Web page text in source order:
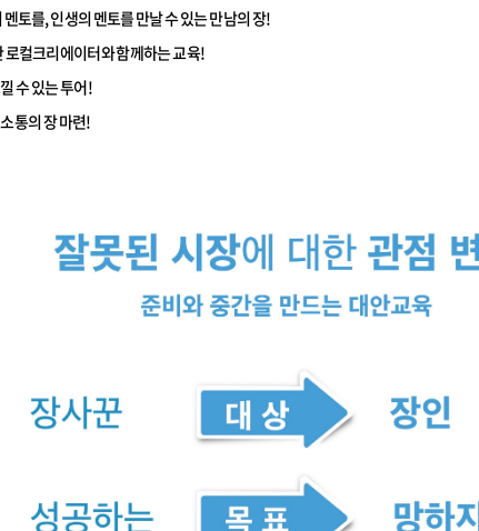
토를, 인생의 멘토를 만날 수 있는 만남의 장!
컬크리에이터와 함께하는 교육!
수 있는 투어!
통의 장 마련!